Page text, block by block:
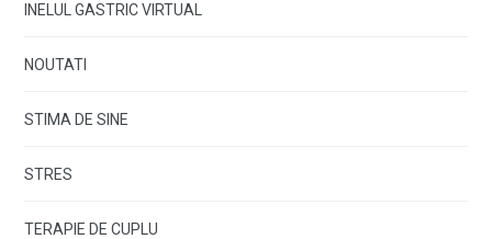
INELUL GASTRIC VIRTUAL
NOUTATI
STIMA DE SINE
STRES
TERAPIE DE CUPLU